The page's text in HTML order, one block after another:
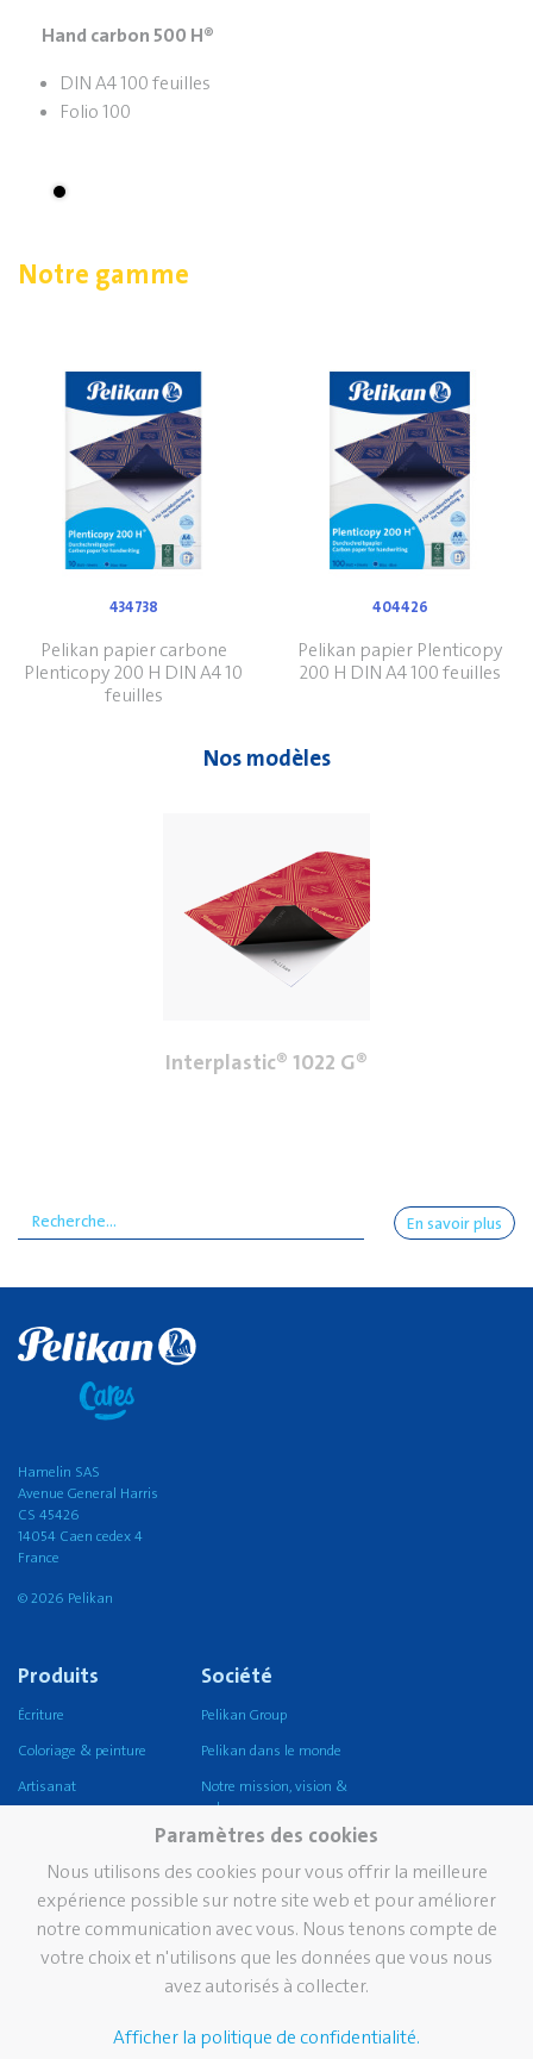
Hand carbon 500 H®
DIN A4 100 feuilles
Folio 100
Notre gamme
434738
Pelikan papier carbone
Plenticopy 200 H DIN A4 10
feuilles
404426
Pelikan papier Plenticopy
200 H DIN A4 100 feuilles
Nos modèles
Interplastic® 1022 G®
En savoir plus
Hamelin SAS
Avenue General Harris
CS 45426
14054 Caen cedex 4
France
© 2026 Pelikan
Produits
Écriture
Coloriage & peinture
Artisanat
Ecole
Bureau
Écriture professionnelle
Société
Pelikan Group
Pelikan dans le monde
Notre mission, vision &
valeurs
Durabilité
Pelikan TintenTurm
Services Contact
Paramètres des cookies
Nous utilisons des cookies pour vous offrir la meilleure
expérience possible sur notre site web et pour améliorer
notre communication avec vous. Nous tenons compte de
votre choix et n'utilisons que les données que vous nous
avez autorisés à collecter.
Afficher la politique de confidentialité.